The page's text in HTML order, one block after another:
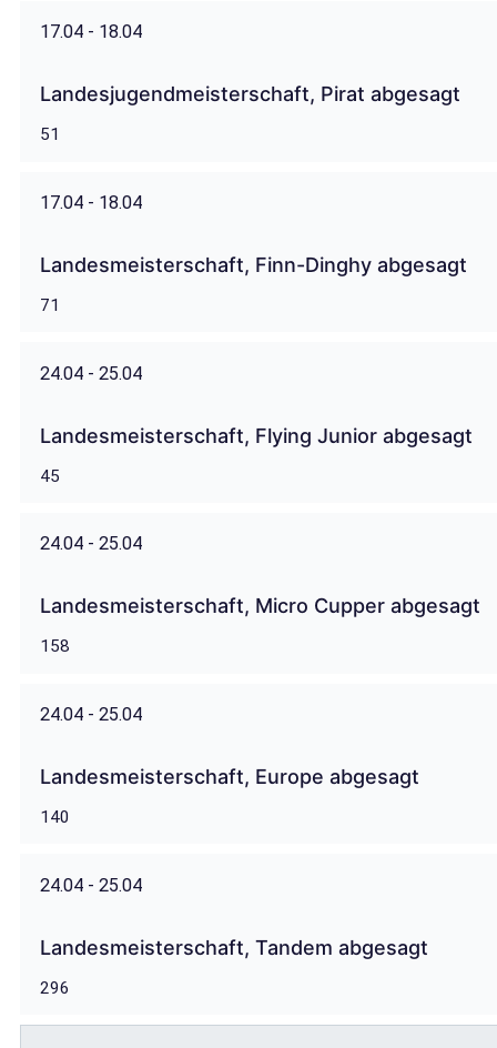
17.04 - 18.04
Landesjugendmeisterschaft, Pirat abgesagt
51
17.04 - 18.04
Landesmeisterschaft, Finn-Dinghy abgesagt
71
24.04 - 25.04
Landesmeisterschaft, Flying Junior abgesagt
45
24.04 - 25.04
Landesmeisterschaft, Micro Cupper abgesagt
158
24.04 - 25.04
Landesmeisterschaft, Europe abgesagt
140
24.04 - 25.04
Landesmeisterschaft, Tandem abgesagt
296